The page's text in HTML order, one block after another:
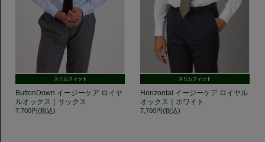
スリムフィット
ButtonDown イージーケア ロイヤ
ルオックス｜サックス
7,700円(税込)
スリムフィット
Horizontal イージーケア ロイヤル
オックス｜ホワイト
7,700円(税込)